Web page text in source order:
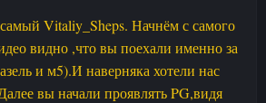
самый Vitaliy_Sheps. Начнём с самого
видно ,что вы поехали именно за
и м5).И наверняка хотели нас
вы начали проявлять PG,видя